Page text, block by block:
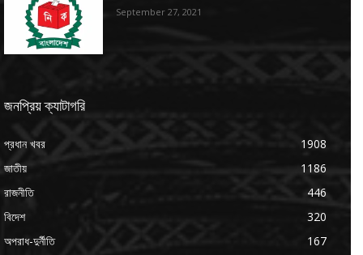
September 27, 2021
জনপ্রিয় ক্যাটাগরি
প্রধান খবর
1908
জাতীয়
1186
রাজনীতি
446
বিদেশ
320
অপরাধ-দুর্নীতি
167